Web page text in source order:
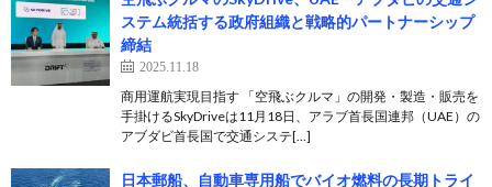
ステム統括する政府組織と戦略的パートナーシップ
締結
2025.11.18
商用運航実現目指す 「空飛ぶクルマ」の開発・製造・販売を
手掛けるSkyDriveは11月18日、アラブ首長国連邦（UAE）の
アブダビ首長国で交通システ[…]
日本郵船、自動車専用船でバイオ燃料の長期トライ